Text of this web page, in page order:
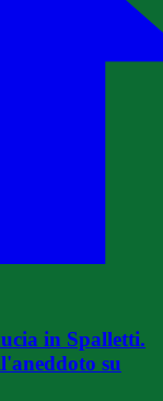
in Spalletti.
su